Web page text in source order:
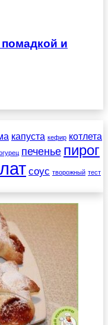
и
капуста кефир котлета
печенье пирог
соус творожный тест